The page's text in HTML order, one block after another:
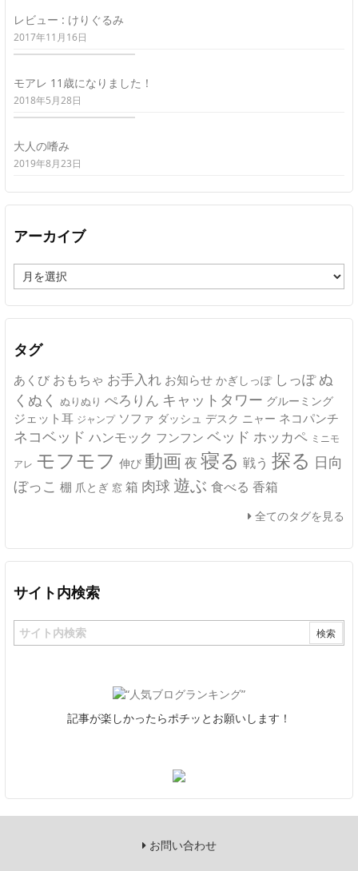
レビュー : けりぐるみ
2017年11月16日
モアレ 11歳になりました！
2018年5月28日
大人の嗜み
2019年8月23日
アーカイブ
ー
カ
イ
タグ
あくび おもちゃ お手入れ お知らせ かぎしっぽ しっぽ ぬ
くぬく ぬりぬり ぺろりん キャットタワー グルーミング
ジェット耳 ジャンプ ソファ ダッシュ デスク ニャー ネコパンチ
ネコベッド ハンモック フンフン ベッド ホッカペ ミニモ
アレ モフモフ 伸び 動画 夜 寝る 戦う 探る 日向
ぼっこ 棚 爪とぎ 窓 箱 肉球 遊ぶ 食べる 香箱
全てのタグを見る
サイト内検索
記事が楽しかったらポチッとお願いします！
お問い合わせ